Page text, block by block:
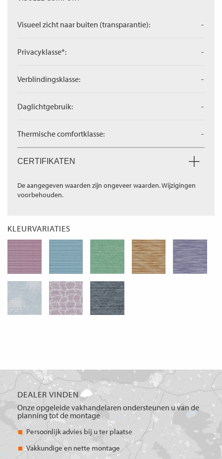
Visueel zicht naar buiten (transparantie): -
Privacyklasse*: -
Verblindingsklasse: -
Daglichtgebruik: -
Thermische comfortklasse: -
CERTIFIKATEN
De aangegeven waarden zijn ongeveer waarden. Wijzigingen
voorbehouden.
KLEURVARIATIES
DEALER VINDEN
Onze opgeleide vakhandelaren ondersteunen u van de
planning tot de montage
Persoonlijk advies bij u ter plaatse
Vakkundige en nette montage